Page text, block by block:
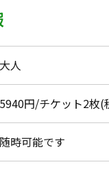
大人
5940円/チケット2枚(
随時可能です